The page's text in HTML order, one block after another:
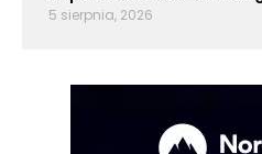
5 sierpnia, 2026